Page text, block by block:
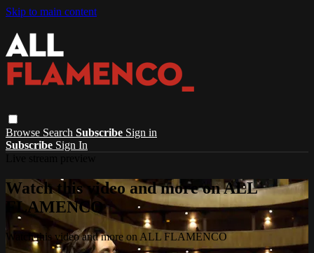
Skip to main content
Browse Search Subscribe Sign in
Subscribe Sign In
Watch this video and more on ALL
FLAMENCO
Watch this video and more on ALL FLAMENCO